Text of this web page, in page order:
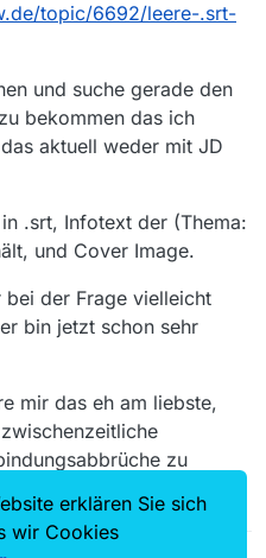
es irgendwie möglich diese
die mittlere Qualität
DL doppelklicken und
der dort aufgeführten
ersetzen:
nicht gleich bzw. direkt JD?
topic/6692/leere-.srt-
und suche gerade den
bekommen das ich
aktuell weder mit JD
.srt, Infotext der (Thema:
und Cover Image.
der Frage vielleicht
bin jetzt schon sehr
mir das eh am liebste,
zu
erklären Sie sich
wir Cookies